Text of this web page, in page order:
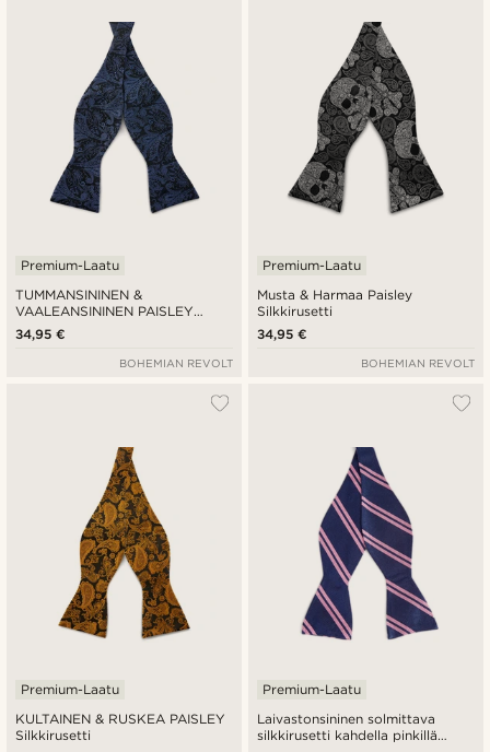
TUMMANSININEN &
VAALEANSININEN PAISLEY
Silkkirusetti
Premium-Laatu
34,95 €
BOHEMIAN REVOLT
Musta & Harmaa Paisley
Silkkirusetti
Premium-Laatu
34,95 €
BOHEMIAN REVOLT
KULTAINEN & RUSKEA PAISLEY
Silkkirusetti
Premium-Laatu
Laivastonsininen solmittava
silkkirusetti kahdella pinkillä
Premium-Laatu